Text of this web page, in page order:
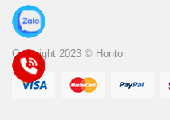
Copyright 2023 © Honto